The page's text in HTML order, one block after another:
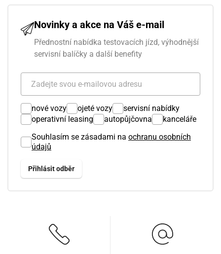
Novinky a akce na Váš e-mail
Přednostní nabídka testovacích jízd, výhodnější
servisní balíčky a další benefity
nové vozy ojeté vozy
servisní nabídky
operativní leasing
autopůjčovna
kanceláře
Souhlasím se zásadami na ochranu osobních
údajů